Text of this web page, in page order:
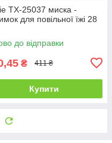
TX-25037 миска -
для повільної їжі 28
до відправки
₴ 411 ₴
Купити